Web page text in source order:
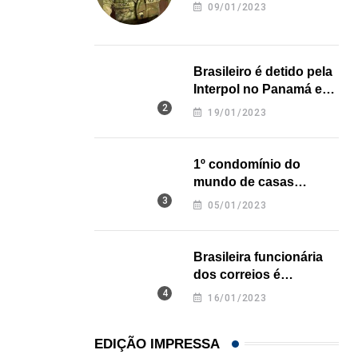
HISTÓRICO 09/01/2023
Brasileiro é detido pela
Interpol no Panamá e
pode pegar prisão
19/01/2023
1º condomínio do
mundo de casas
impressas em 3D é
05/01/2023
Brasileira funcionária
dos correios é
assassinada a facadas
16/01/2023
EDIÇÃO IMPRESSA